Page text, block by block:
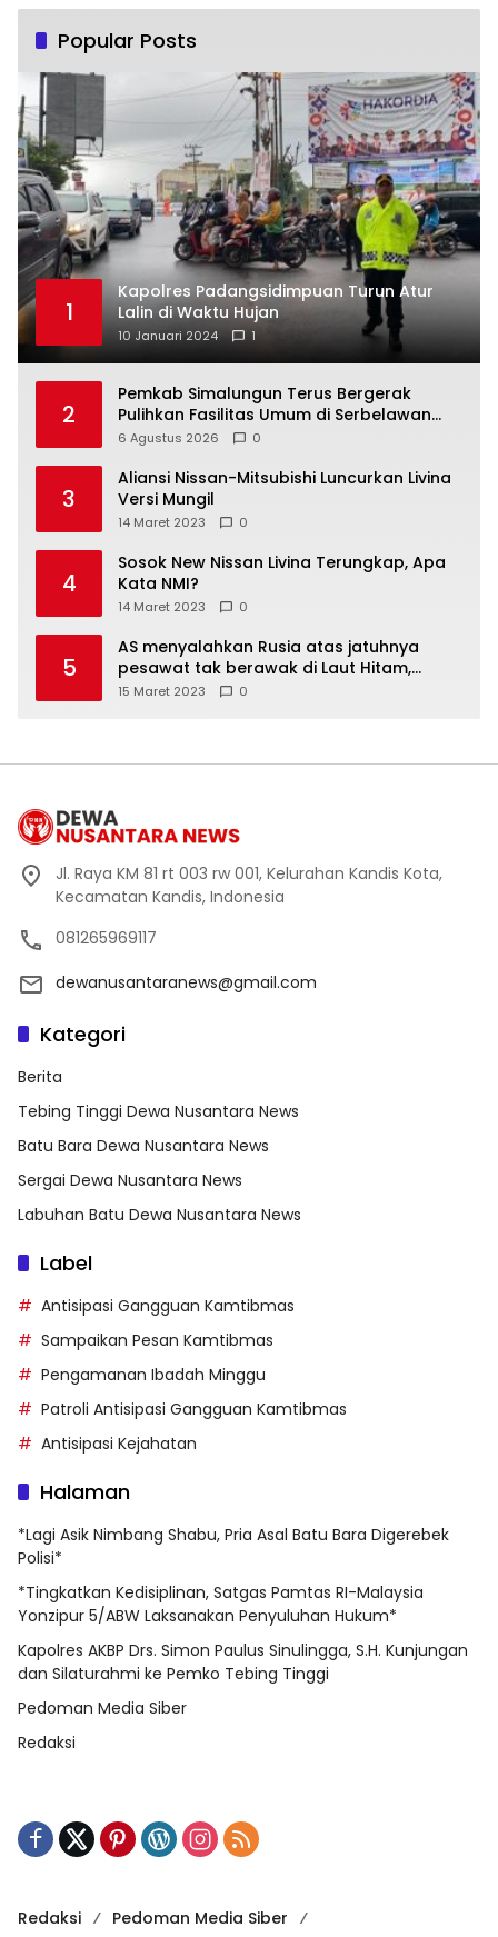
Popular Posts
1
Kapolres Padangsidimpuan Turun Atur
Lalin di Waktu Hujan
10 Januari 2024 1
2
Pemkab Simalungun Terus Bergerak
Pulihkan Fasilitas Umum di Serbelawan
Pasca Banjir
6 Agustus 2026 0
3
Aliansi Nissan-Mitsubishi Luncurkan Livina
Versi Mungil
14 Maret 2023 0
4
Sosok New Nissan Livina Terungkap, Apa
Kata NMI?
14 Maret 2023 0
5
AS menyalahkan Rusia atas jatuhnya
pesawat tak berawak di Laut Hitam,
Moskow menyangkal
15 Maret 2023 0
Jl. Raya KM 81 rt 003 rw 001, Kelurahan Kandis Kota,
Kecamatan Kandis, Indonesia
081265969117
dewanusantaranews@gmail.com
Kategori
Berita
Tebing Tinggi Dewa Nusantara News
Batu Bara Dewa Nusantara News
Sergai Dewa Nusantara News
Labuhan Batu Dewa Nusantara News
Label
Antisipasi Gangguan Kamtibmas
Sampaikan Pesan Kamtibmas
Pengamanan Ibadah Minggu
Patroli Antisipasi Gangguan Kamtibmas
Antisipasi Kejahatan
Halaman
*Lagi Asik Nimbang Shabu, Pria Asal Batu Bara Digerebek
Polisi*
*Tingkatkan Kedisiplinan, Satgas Pamtas RI-Malaysia
Yonzipur 5/ABW Laksanakan Penyuluhan Hukum*
Kapolres AKBP Drs. Simon Paulus Sinulingga, S.H. Kunjungan
dan Silaturahmi ke Pemko Tebing Tinggi
Pedoman Media Siber
Redaksi
Redaksi
Pedoman Media Siber